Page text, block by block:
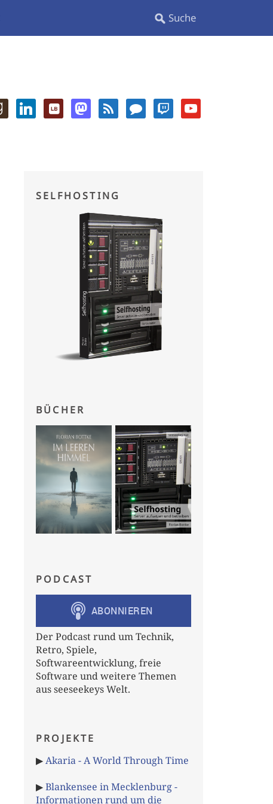
SELFHOSTING
BÜCHER
PODCAST
Der Podcast rund um Technik,
Retro, Spiele,
Softwareentwicklung, freie
Software und weitere Themen
aus seeseekeys Welt.
PROJEKTE
▶Akaria - A World Through Time
▶Blankensee in Mecklenburg -
Informationen rund um die